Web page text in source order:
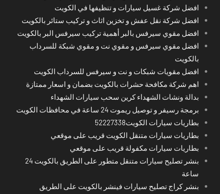
افضل شركة غسيل سيارات و تنظيفها في الكويت
افضل شركة نقل عفش و تخزين اثاث و تركيب ستائر بالكويت
افضل مقوي سيرفس بالبر أهمية تركيب سيرفس البر بالكويت
افضل مقوي سيرفس و مقوي نت و مقوي شبكة للسرداب
بالكويت
افضل مقويات شبكات و نت و سيرفس للسرداب الكويت
اهم شركة مكافحة حشرات بالكويت بضمان و اسعار ممتازة
بدالة ونشات الشهداء كرين سحب سيارات الشهداء
برمجة رسيفر و توصيل ريموت 24 ساعة في محافظات الكويت
بطاريات سيارات الكويت52227338
بطاريات سيارات متنقل الكويت قريب على موقعي
بطاريات سيارات مكفولة قريب على موقعي
بنشر تصليح سيارات متنقل متطور على الطريق بالكويت 24
ساعة
بنشر كراج تصليح سيارات فينشر بالكويت على الطريق